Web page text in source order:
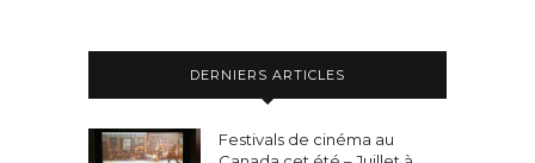
DERNIERS ARTICLES
Festivals de cinéma au